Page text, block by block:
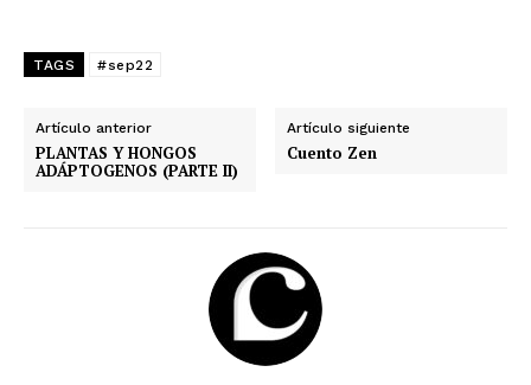
TAGS #sep22
Artículo anterior
PLANTAS Y HONGOS
ADÁPTOGENOS (PARTE II)
Artículo siguiente
Cuento Zen